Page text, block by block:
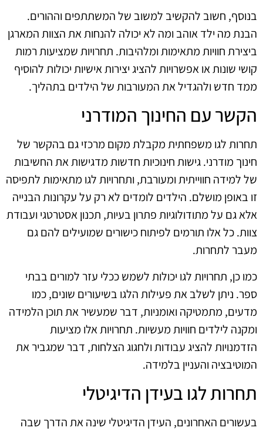
בנוסף, חשוב להקשיב למשוב של המשתתפים וההורים.
הבנת מה ילד אוהב ומה לא יכולה להנחות את הצוות המארגן
ביצירת חוויות מתאימות ומלהיבות. תחרויות שמציעות רמות
קושי שונות או אפשרויות להציג יצירות אישיות יכולות להוסיף
ממד חדש ולהגדיל את המעורבות של הילדים בתהליך.
הקשר עם החינוך המודרני
תחרות לגו משפחתית מקבלת מקום מרכזי גם בהקשר של
חינוך מודרני. גישות חינוכיות חדשות מדגישות את החשיבות
של למידה חווייתית ומעורבת, ותחרויות לגו מתאימות לתפיסה
זו באופן מושלם. הילדים לומדים לא רק על עקרונות הבנייה
אלא גם על מתודולוגיות פתרון בעיות, תכנון אסטרטגי ועבודת
צוות. כל אלו תורמים לפיתוח כישורים שמועילים להם גם
מעבר לתחרות.
כמו כן, תחרויות לגו יכולות לשמש ככלי עזר למורים בבתי
ספר. ניתן לשלב את פעילות הלגו בשיעורים שונים, כמו
מדעים, מתמטיקה ואומניות, דבר שמעשיר את תוכן הלמידה
ומקנה לילדים חוויות מעשיות. תחרויות אלו מציעות
הזדמנויות להציג עבודות ולחגוג הצלחות, דבר שמגביר את
המוטיבציה והעניין בלמידה.
תחרות לגו בעידן הדיגיטלי
בעשורים האחרונים, העידן הדיגיטלי שינה את הדרך שבה